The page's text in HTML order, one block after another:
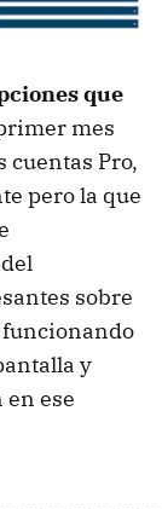
que
mes
cuentas Pro,
pero la que
sobre
funcionando
y
ese